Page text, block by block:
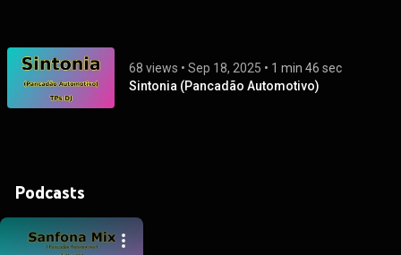
68 views • Sep 18, 2025 • 1 min 46 sec
Sintonia (Pancadão Automotivo)
Podcasts